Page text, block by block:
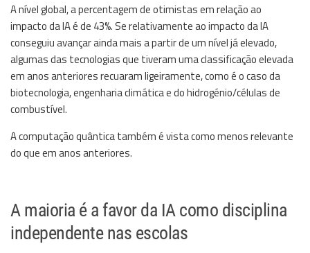
A nível global, a percentagem de otimistas em relação ao
impacto da IA é de 43%. Se relativamente ao impacto da IA
conseguiu avançar ainda mais a partir de um nível já elevado,
algumas das tecnologias que tiveram uma classificação elevada
em anos anteriores recuaram ligeiramente, como é o caso da
biotecnologia, engenharia climática e do hidrogénio/células de
combustível.
A computação quântica também é vista como menos relevante
do que em anos anteriores.
A maioria é a favor da IA como disciplina
independente nas escolas